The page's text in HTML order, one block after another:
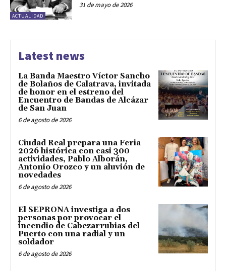
ACTUALIDAD
31 de mayo de 2026
Latest news
La Banda Maestro Víctor Sancho
de Bolaños de Calatrava, invitada
de honor en el estreno del
Encuentro de Bandas de Alcázar
de San Juan
6 de agosto de 2026
Ciudad Real prepara una Feria
2026 histórica con casi 300
actividades, Pablo Alborán,
Antonio Orozco y un aluvión de
novedades
6 de agosto de 2026
El SEPRONA investiga a dos
personas por provocar el
incendio de Cabezarrubias del
Puerto con una radial y un
soldador
6 de agosto de 2026